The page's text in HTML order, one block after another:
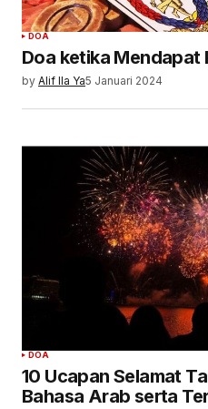
DOA
Doa ketika Mendapat
by Alif Ila Ya5 Januari 2024
DOA
10 Ucapan Selamat
Bahasa Arab serta